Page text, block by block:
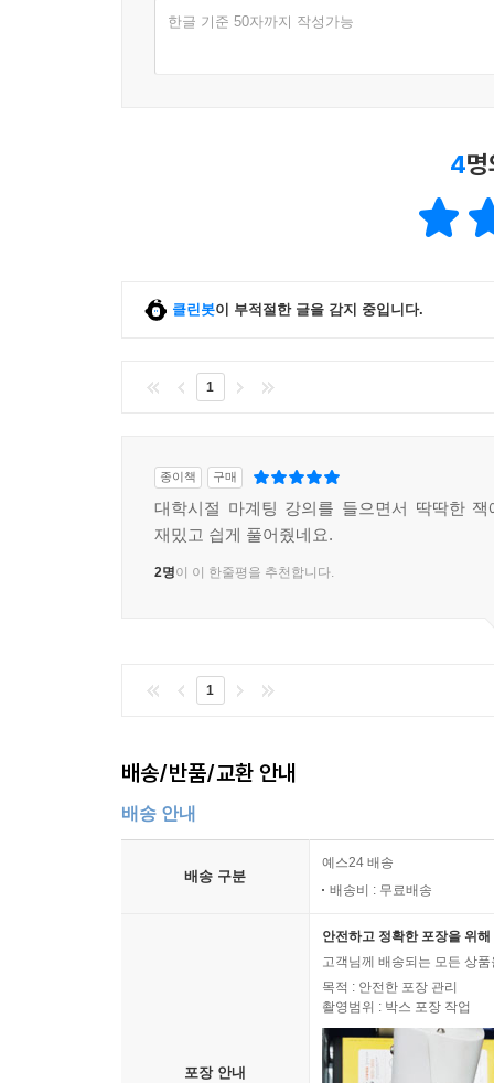
한글 기준 50자까지 작성가능
4
클린봇이 부적절한 글을 감지 중입니다.
1
종이책 구매
대학시절 마계팅 강의를 들으면서 딱딱한 잭
재밌고 싑게 풀어줬네요.
2명이 이 한줄평을 추천합니다.
1
배송/반품/교환 안내
배송 안내
배송 구분
예스24 배송
배송비 : 무료배송
포장 안내
안전하고 정확한 포장을 위
고객님께 배송되는 모든 상
목적 : 안전한 포장 관리
촬영범위 : 박스 포장 작업